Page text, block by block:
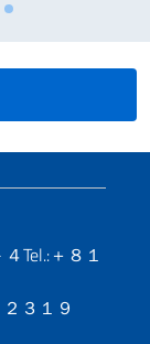
Tel.:＋８１
３１９